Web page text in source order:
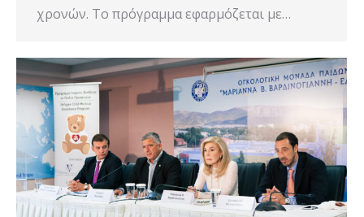
χρονών. Tο πρόγραμμα εφαρμόζεται με…